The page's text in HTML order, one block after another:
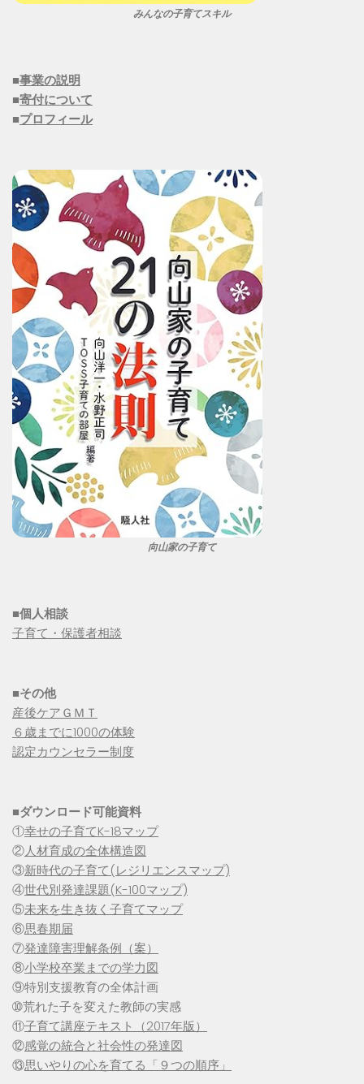
みんなの子育てスキル
■事業の説明
■寄付について
■プロフィール
向山家の子育て
■個人相談
子育て・保護者相談
■その他
産後ケアＧＭＴ
６歳までに1000の体験
認定カウンセラー制度
■ダウンロード可能資料
①幸せの子育てK-18マップ
②人材育成の全体構造図
③新時代の子育て(レジリエンスマップ)
④世代別発達課題(K-100マップ)
⑤未来を生き抜く子育てマップ
⑥思春期届
⑦発達障害理解条例（案）
⑧小学校卒業までの学力図
⑨特別支援教育の全体計画
➉荒れた子を変えた教師の実感
⑪子育て講座テキスト（2017年版）
⑫感覚の統合と社会性の発達図
⑬思いやりの心を育てる「９つの順序」